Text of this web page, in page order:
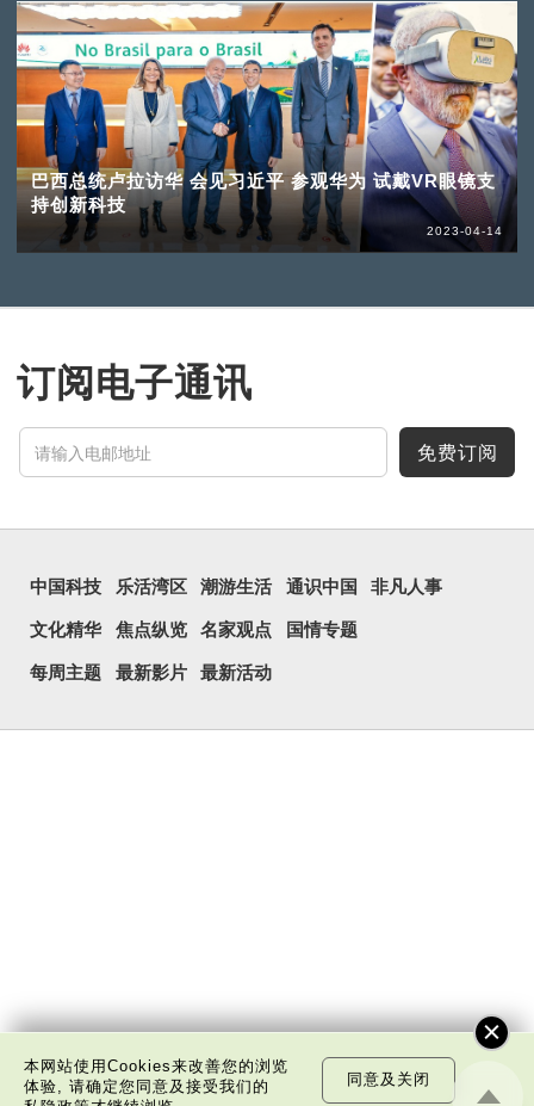
巴西总统卢拉访华 会见习近平 参观华为 试戴VR眼镜支
持创新科技
2023-04-14
订阅电子通讯
免费订阅
中国科技 乐活湾区 潮游生活 通识中国 非凡人事
文化精华 焦点纵览 名家观点 国情专题
每周主题 最新影片 最新活动
本网站使用Cookies来改善您的浏览
体验, 请确定您同意及接受我们的
同意及关闭